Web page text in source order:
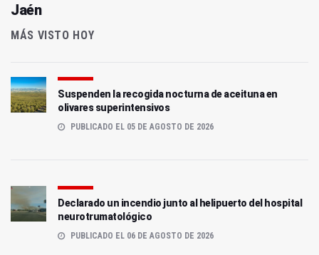
Jaén
MÁS VISTO HOY
Suspenden la recogida nocturna de aceituna en
olivares superintensivos
PUBLICADO EL 05 DE AGOSTO DE 2026
Declarado un incendio junto al helipuerto del hospital
neurotrumatológico
PUBLICADO EL 06 DE AGOSTO DE 2026